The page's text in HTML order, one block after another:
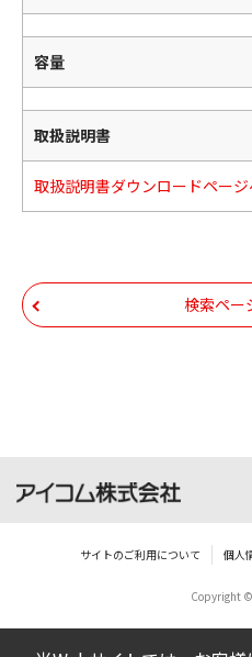
容量
取扱説明書
取扱説明書ダウンロードペー
検索ペー
サイトのご利用について 個人
Copyright